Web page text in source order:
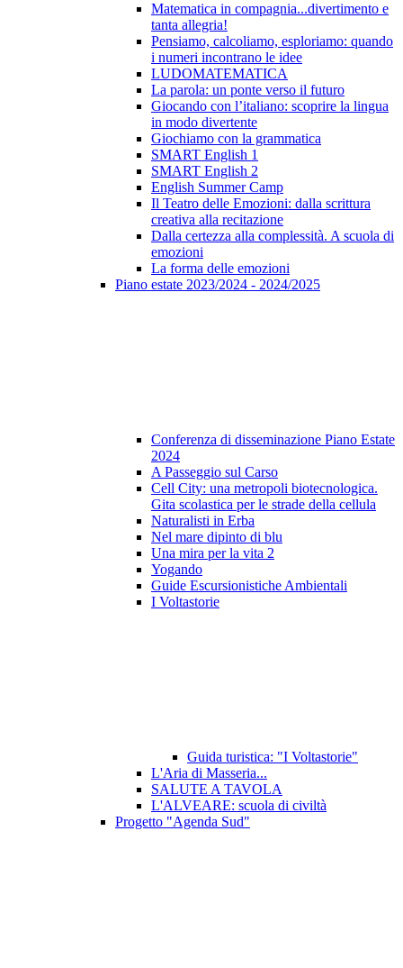
Matematica in compagnia...divertimento e
tanta allegria!
Pensiamo, calcoliamo, esploriamo: quando
i numeri incontrano le idee
LUDOMATEMATICA
La parola: un ponte verso il futuro
Giocando con l’italiano: scoprire la lingua
in modo divertente
Giochiamo con la grammatica
SMART English 1
SMART English 2
English Summer Camp
Il Teatro delle Emozioni: dalla scrittura
creativa alla recitazione
Dalla certezza alla complessità. A scuola di
emozioni
La forma delle emozioni
Piano estate 2023/2024 - 2024/2025
Conferenza di disseminazione Piano Estate
2024
A Passeggio sul Carso
Cell City: una metropoli biotecnologica.
Gita scolastica per le strade della cellula
Naturalisti in Erba
Nel mare dipinto di blu
Una mira per la vita 2
Yogando
Guide Escursionistiche Ambientali
I Voltastorie
Guida turistica: "I Voltastorie"
L'Aria di Masseria...
SALUTE A TAVOLA
L'ALVEARE: scuola di civiltà
Progetto "Agenda Sud"